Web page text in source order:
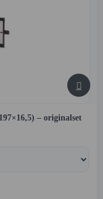

– originalset